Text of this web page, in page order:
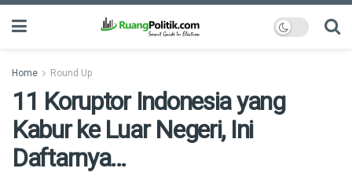
Home Round Up
11 Koruptor Indonesia yang
Kabur ke Luar Negeri, Ini
Daftarnya…